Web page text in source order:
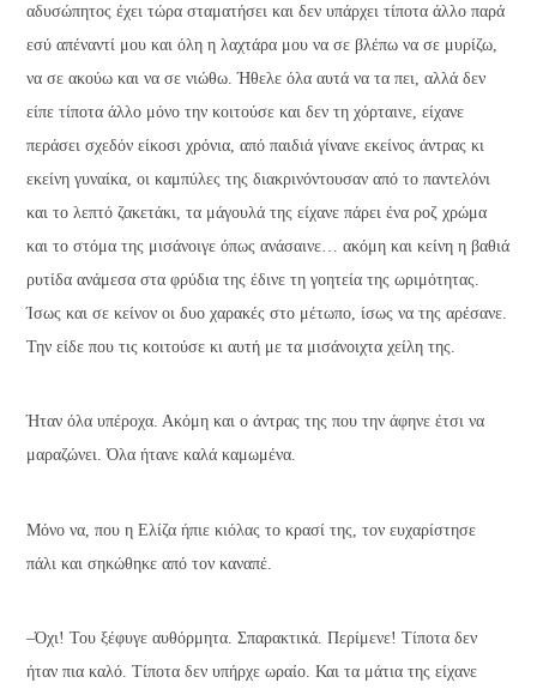
αδυσώπητος έχει τώρα σταματήσει και δεν υπάρχει τίποτα άλλο παρά
εσύ απέναντί μου και όλη η λαχτάρα μου να σε βλέπω να σε μυρίζω,
να σε ακούω και να σε νιώθω. Ήθελε όλα αυτά να τα πει, αλλά δεν
είπε τίποτα άλλο μόνο την κοιτούσε και δεν τη χόρταινε, είχανε
περάσει σχεδόν είκοσι χρόνια, από παιδιά γίνανε εκείνος άντρας κι
εκείνη γυναίκα, οι καμπύλες της διακρινόντουσαν από το παντελόνι
και το λεπτό ζακετάκι, τα μάγουλά της είχανε πάρει ένα ροζ χρώμα
και το στόμα της μισάνοιγε όπως ανάσαινε… ακόμη και κείνη η βαθιά
ρυτίδα ανάμεσα στα φρύδια της έδινε τη γοητεία της ωριμότητας.
Ίσως και σε κείνον οι δυο χαρακές στο μέτωπο, ίσως να της αρέσανε.
Την είδε που τις κοιτούσε κι αυτή με τα μισάνοιχτα χείλη της.
Ήταν όλα υπέροχα. Ακόμη και ο άντρας της που την άφηνε έτσι να
μαραζώνει. Όλα ήτανε καλά καμωμένα.
Μόνο να, που η Ελίζα ήπιε κιόλας το κρασί της, τον ευχαρίστησε
πάλι και σηκώθηκε από τον καναπέ.
–Όχι! Του ξέφυγε αυθόρμητα. Σπαρακτικά. Περίμενε! Τίποτα δεν
ήταν πια καλό. Τίποτα δεν υπήρχε ωραίο. Και τα μάτια της είχανε